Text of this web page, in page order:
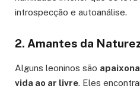
introspecção e autoanálise.
2. Amantes da
Alguns leoninos são
vida ao ar livre. Eles